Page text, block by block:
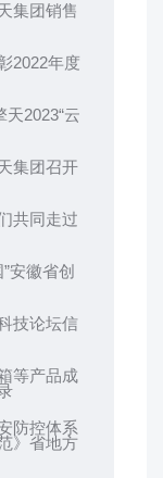
集团销售
2022年度
天2023“云
集团召开
共同走过
安徽省创
技论坛信
等产品成
防控体系
》省地方